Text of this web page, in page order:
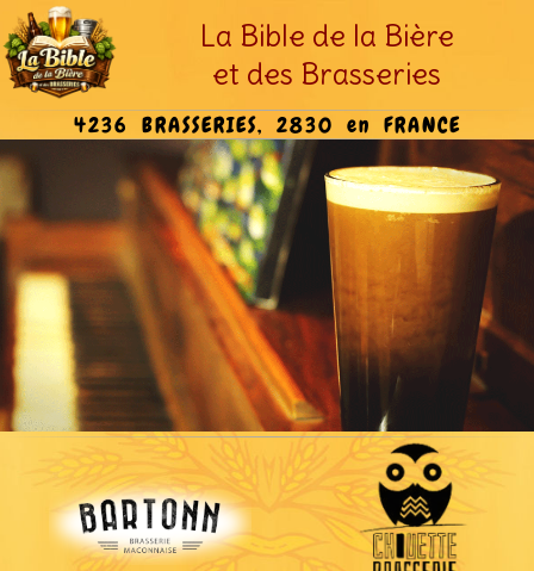
La Bible de la Bière
et des Brasseries
4236 BRASSERIES, 2830 en FRANCE